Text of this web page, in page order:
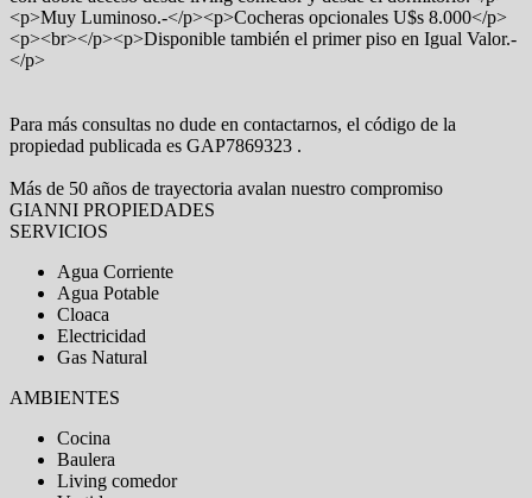
<p>Muy Luminoso.-</p><p>Cocheras opcionales U$s 8.000</p>
<p><br></p><p>Disponible también el primer piso en Igual Valor.-
</p>
Para más consultas no dude en contactarnos, el código de la
propiedad publicada es GAP7869323 .
Más de 50 años de trayectoria avalan nuestro compromiso
GIANNI PROPIEDADES
SERVICIOS
Agua Corriente
Agua Potable
Cloaca
Electricidad
Gas Natural
AMBIENTES
Cocina
Baulera
Living comedor